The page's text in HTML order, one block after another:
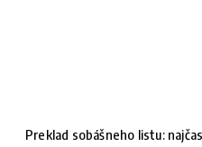
Preklad sobášneho listu: